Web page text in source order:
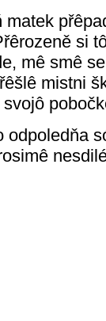
si
mê smê
mistni
odpoledňa